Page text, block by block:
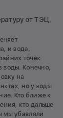
от ТЭЦ,
и вода,
точек
воды. Конечно,
на
но у воды
Кто ближе к
кто дальше
мы убавляли